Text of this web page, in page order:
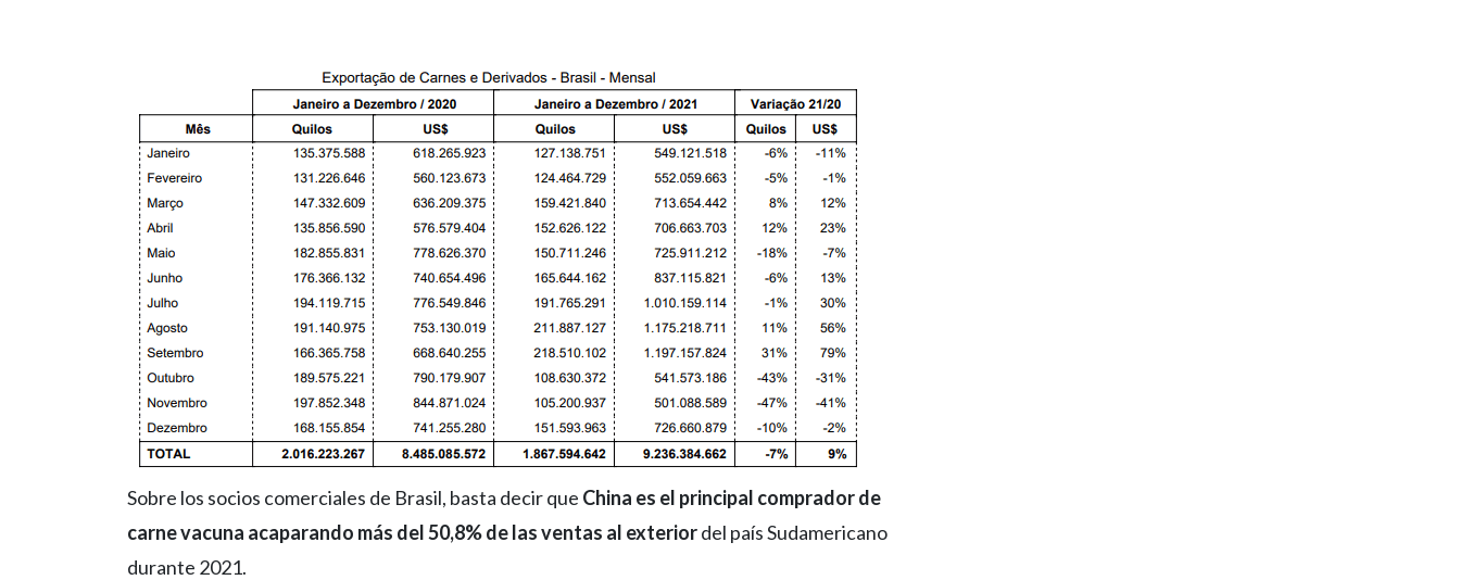
Sobre los socios comerciales de Brasil, basta decir que China es el principal comprador de
carne vacuna acaparando más del 50,8% de las ventas al exteriordel país Sudamericano
durante 2021.